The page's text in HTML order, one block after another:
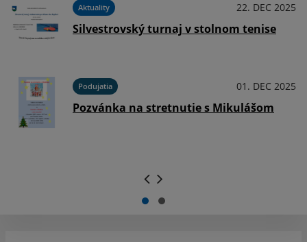
Aktuality 22. DEC 2025
Silvestrovský turnaj v stolnom tenise
Podujatia 01. DEC 2025
Pozvánka na stretnutie s Mikulášom